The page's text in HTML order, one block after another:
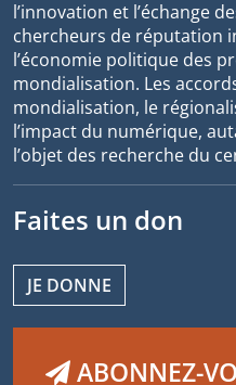
l’innovation et l’échange
chercheurs de réputation
l’économie politique des
mondialisation. Les
mondialisation, le
l’impact du numérique,
l’objet des recherche du
Faites un don
JE DONNE
ABONNEZ-